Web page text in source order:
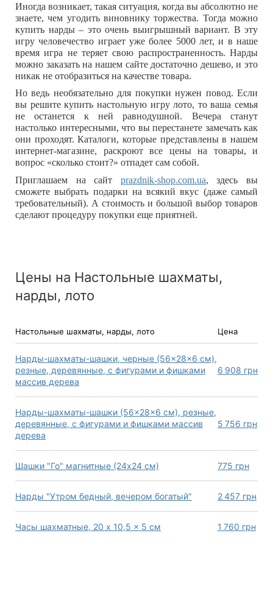
Иногда возникает, такая ситуация, когда вы абсолютно не
знаете, чем угодить виновнику торжества. Тогда можно
купить нарды – это очень выигрышный вариант. В эту
игру человечество играет уже более 5000 лет, и в наше
время игра не теряет свою распространенность. Нарды
можно заказать на нашем сайте достаточно дешево, и это
никак не отобразиться на качестве товара.
Но ведь необязательно для покупки нужен повод. Если
вы решите купить настольную игру лото, то ваша семья
не останется к ней равнодушной. Вечера станут
настолько интересными, что вы перестанете замечать как
они проходят. Каталоги, которые представлены в нашем
интернет-магазине, раскроют все цены на товары, и
вопрос «сколько стоит?» отпадет сам собой.
Приглашаем на сайт prazdnik-shop.com.ua, здесь вы
сможете выбрать подарки на всякий вкус (даже самый
требовательный). А стоимость и большой выбор товаров
сделают процедуру покупки еще приятней.
Цены на Настольные шахматы,
нарды, лото
Настольные шахматы, нарды, лото Цена
Нарды-шахматы-шашки, черные (56×28×6 см),
резные, деревянные, с фигурами и фишками
массив дерева
6 908 грн
Нарды-шахматы-шашки (56×28×6 см), резные,
деревянные, с фигурами и фишками массив
дерева
5 756 грн
Шашки "Го" магнитные (24х24 см) 775 грн
Нарды "Утром бедный, вечером богатый" 2 457 грн
Часы шахматные, 20 x 10,5 x 5 см 1 760 грн